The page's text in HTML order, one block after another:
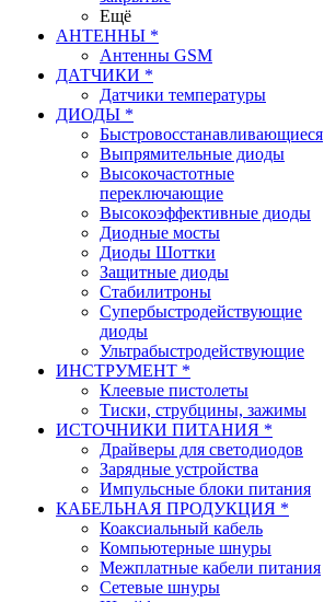
Ещё
АНТЕННЫ *
Антенны GSM
ДАТЧИКИ *
Датчики температуры
ДИОДЫ *
Быстровосстанавливающиеся
Выпрямительные диоды
Высокочастотные
переключающие
Высокоэффективные диоды
Диодные мосты
Диоды Шоттки
Защитные диоды
Стабилитроны
Супербыстродействующие
диоды
Ультрабыстродействующие
ИНСТРУМЕНТ *
Клеевые пистолеты
Тиски, струбцины, зажимы
ИСТОЧНИКИ ПИТАНИЯ *
Драйверы для светодиодов
Зарядные устройства
Импульсные блоки питания
КАБЕЛЬНАЯ ПРОДУКЦИЯ *
Коаксиальный кабель
Компьютерные шнуры
Межплатные кабели питания
Сетевые шнуры